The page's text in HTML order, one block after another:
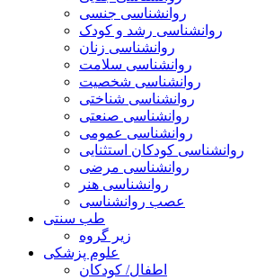
روانشناسی جنسی
روانشناسی رشد و کودک
روانشناسی زنان
روانشناسی سلامت
روانشناسی شخصیت
روانشناسی شناختی
روانشناسی صنعتی
روانشناسی عمومی
روانشناسی کودکان استثنایی
روانشناسی مرضی
روانشناسی هنر
عصب روانشناسی
طب سنتی
زیر گروه
علوم پزشکی
اطفال/ کودکان